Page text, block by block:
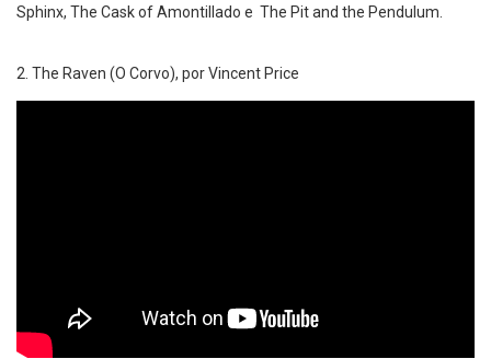
Sphinx, The Cask of Amontillado e The Pit and the Pendulum.
The Raven (O Corvo), por Vincent Price